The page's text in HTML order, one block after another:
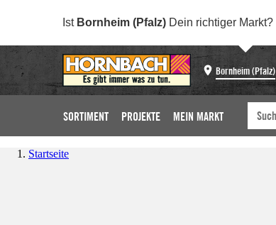
Ist Bornheim (Pfalz) Dein richtiger Markt?
Bornheim (Pfalz)
SORTIMENT PROJEKTE MEIN MARKT
Startseite